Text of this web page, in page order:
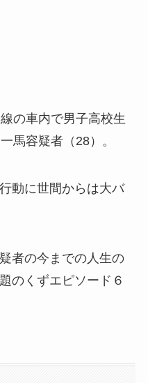
の車内で男子高校生
馬容疑者（28）。
動に世間からは大バ
者の今までの人生の
のくずエピソード６